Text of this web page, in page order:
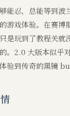
能忍，总能等到波
游戏体验。在赛博
是玩到了教程关就
。2.0 大版本似乎
验到传奇的黑镜